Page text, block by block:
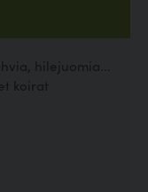
hilejuomia...
koirat